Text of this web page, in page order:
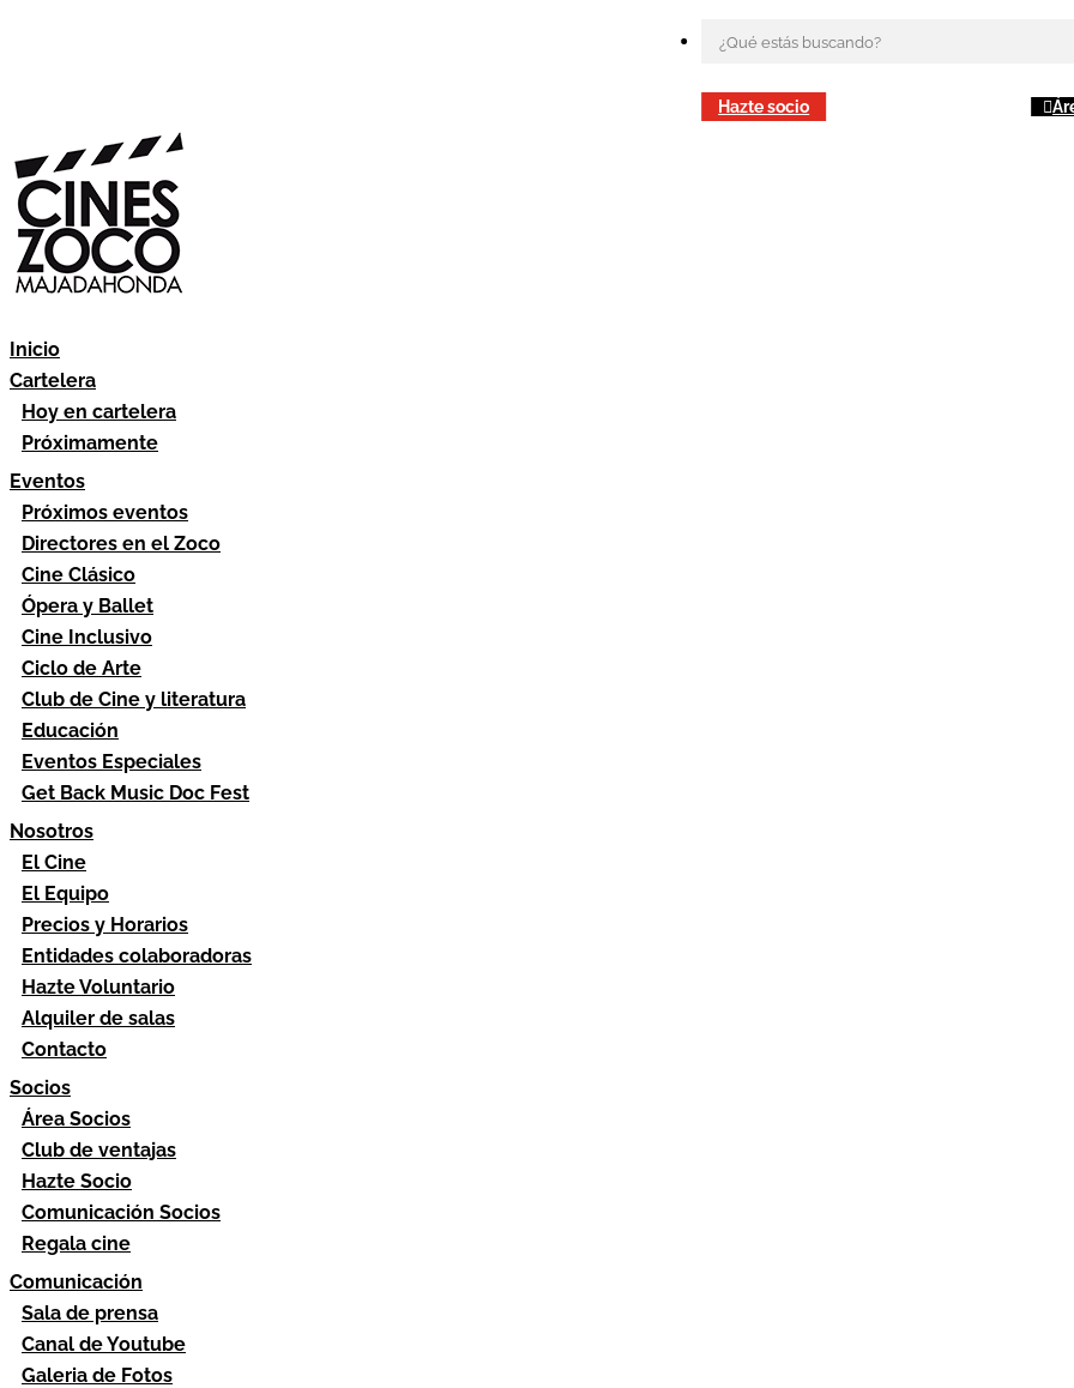
Hazte socio
Inicio
Cartelera
Hoy en cartelera
Próximamente
Eventos
Próximos eventos
Directores en el Zoco
Cine Clásico
Ópera y Ballet
Cine Inclusivo
Ciclo de Arte
Club de Cine y literatura
Educación
Eventos Especiales
Get Back Music Doc Fest
Nosotros
El Cine
El Equipo
Precios y Horarios
Entidades colaboradoras
Hazte Voluntario
Alquiler de salas
Contacto
Socios
Área Socios
Club de ventajas
Hazte Socio
Comunicación Socios
Regala cine
Comunicación
Sala de prensa
Canal de Youtube
Galeria de Fotos